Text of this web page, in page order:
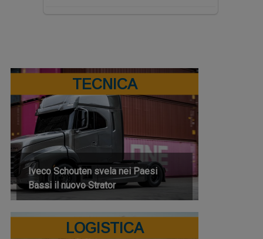
TECNICA
Iveco Schouten svela nei Paesi
Bassi il nuovo Strator
LOGISTICA